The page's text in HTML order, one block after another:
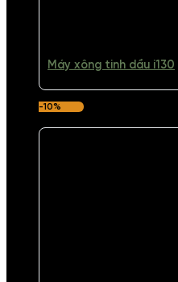
Máy xông tinh dầu i130
-10%